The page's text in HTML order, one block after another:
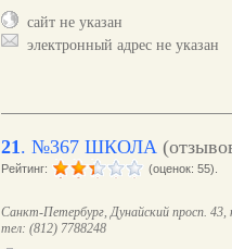
сайт не указан
электронный адрес не указан
21. №367 ШКОЛА
Рейтинг: (оценок: 55).
Санкт-Петербург, Дунайский просп. 43,
тел: (812) 7788248